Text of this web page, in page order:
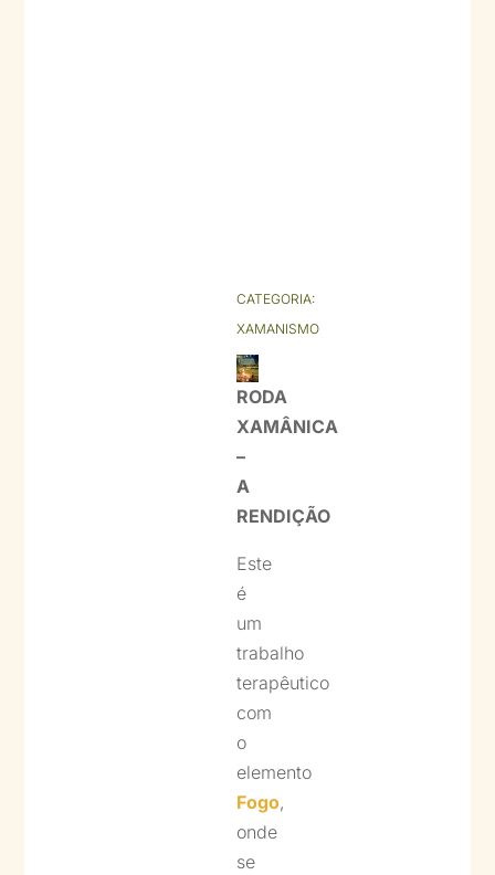
CATEGORIA:
XAMANISMO
RODA
XAMÂNICA
–
A
RENDIÇÃO
Este
é
um
trabalho
terapêutico
com
o
elemento
Fogo,
onde
se